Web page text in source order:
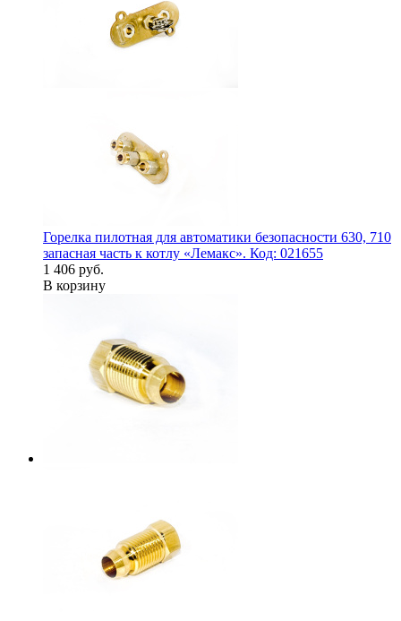
Горелка пилотная для автоматики безопасности 630, 710
запасная часть к котлу «Лемакс». Код: 021655
1 406 руб.
В корзину